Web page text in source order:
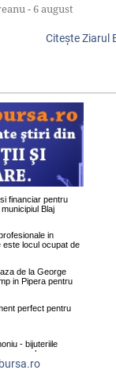
-6 august
Citeşte Ziarul